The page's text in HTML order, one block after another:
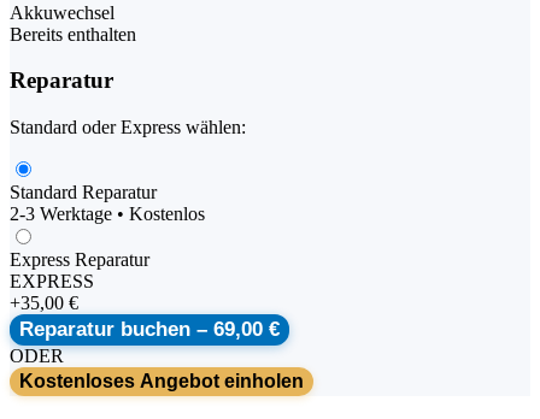
Akkuwechsel
Bereits enthalten
Reparatur
Standard oder Express wählen:
Standard Reparatur
2-3 Werktage • Kostenlos
Express Reparatur
EXPRESS
+35,00 €
Reparatur buchen – 69,00 €
ODER
Kostenloses Angebot einholen